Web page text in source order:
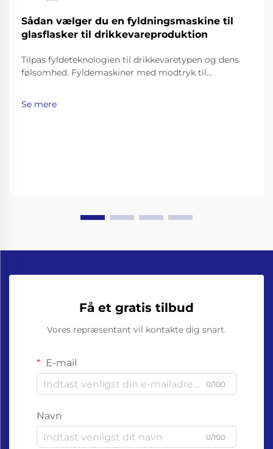
Sådan vælger du en fyldningsmaskine til
glasflasker til drikkevareproduktion
Tilpas fyldeteknologien til drikkevaretypen og dens
følsomhed. Fyldemaskiner med modtryk til
kræver omhyggelige fyldemetoder for at bevare
Se mere
Få et gratis tilbud
Vores repræsentant vil kontakte dig snart.
E-mail
0/100
Navn
0/100